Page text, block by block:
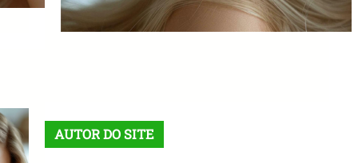
18/05/2026
AUTOR DO SITE